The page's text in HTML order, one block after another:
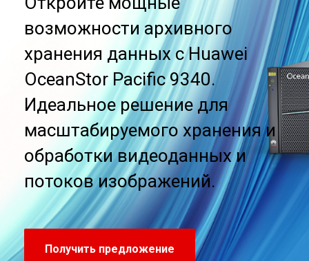
возможности архивного
хранения данных с Huawei
OceanStor Pacific 9340.
Идеальное решение для
масштабируемого хранения и
обработки видеоданных и
потоков изображений.
Получить предложение